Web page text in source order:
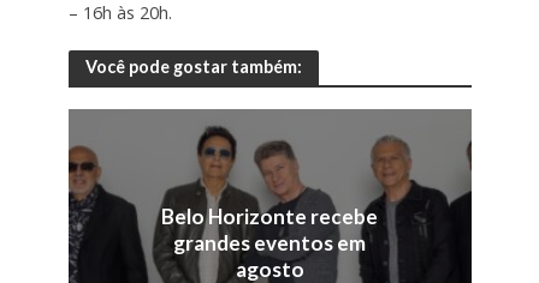
– 16h às 20h.
Você pode gostar também:
Belo Horizonte recebe
grandes eventos em
agosto